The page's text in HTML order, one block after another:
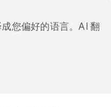
您偏好的语言。AI 翻